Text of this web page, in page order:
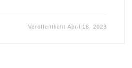
VeröffentlichtApril 18, 2023